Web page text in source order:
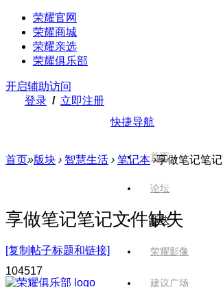
荣耀官网
荣耀商城
荣耀亲选
荣耀俱乐部
开启辅助访问
登录 / 立即注册
快捷导航
首页
论坛
版块
荣耀影像
建议广场
首页»版块 › 智慧生活 › 笔记本 ›享做笔记笔
享做笔记笔记文件缺失
[复制帖子标题和链接]
104517